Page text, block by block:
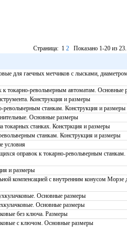
Страница: 1 2 Показано 1-20 из 23.
для гаечных метчиков с лысками,
токарно-револьверным автоматам. Основные
Конструкция и размеры
револьверным станкам. Конструкция и размеры
Основные размеры
токарных станках. Констркция и размеры
станкам. Конструкция и размеры
условия
оправок к токарно-револьверным станкам.
и размеры
компенсацией с внутренним конусом Морзе
Основные размеры
Основные размеры
без ключа. Размеры
с ключом. Основные размеры